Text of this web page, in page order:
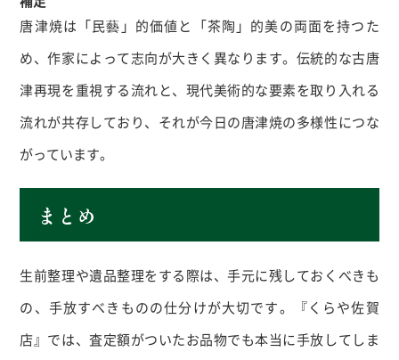
唐津焼は「民藝」的価値と「茶陶」的美の両面を持つた
め、作家によって志向が大きく異なります。伝統的な古唐
津再現を重視する流れと、現代美術的な要素を取り入れる
流れが共存しており、それが今日の唐津焼の多様性につな
がっています。
まとめ
生前整理や遺品整理をする際は、手元に残しておくべきも
の、手放すべきものの仕分けが大切です。『くらや佐賀
店』では、査定額がついたお品物でも本当に手放してしま